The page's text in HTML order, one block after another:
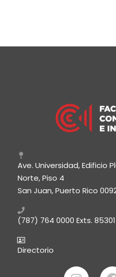
Ave. Universidad, Edificio
Norte, Piso 4
San Juan, Puerto Rico
(787) 764 0000 Exts. 85301
Directorio